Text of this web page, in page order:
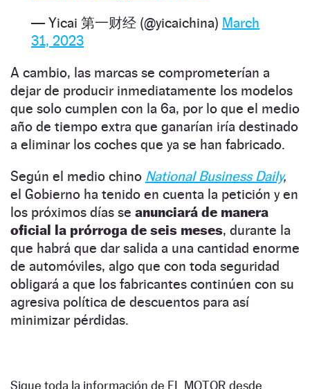
— Yicai 第一财经 (@yicaichina) March
31, 2023
A cambio, las marcas se comprometerían a
dejar de producir inmediatamente los modelos
que solo cumplen con la 6a, por lo que el medio
año de tiempo extra que ganarían iría destinado
a eliminar los coches que ya se han fabricado.
Según el medio chino National Business Daily,
el Gobierno ha tenido en cuenta la petición y en
los próximos días se anunciará de manera
oficial la prórroga de seis meses, durante la
que habrá que dar salida a una cantidad enorme
de automóviles, algo que con toda seguridad
obligará a que los fabricantes continúen con su
agresiva política de descuentos para así
minimizar pérdidas.
Sigue toda la información de EL MOTOR desde